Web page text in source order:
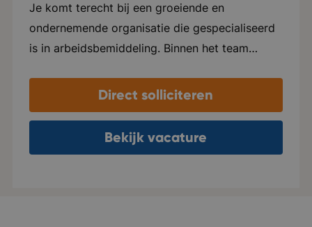
Je komt terecht bij een groeiende en
ondernemende organisatie die gespecialiseerd
is in arbeidsbemiddeling. Binnen het team
collega's nauw samenwerken, elkaar helpen en
successen samen vieren. Er is veel ruimte voor
eigen initiatief en persoonlijke groei. Je krijgt
de vrijheid om je eigen manier van werken te
Direct solliciteren
Bekijk vacature